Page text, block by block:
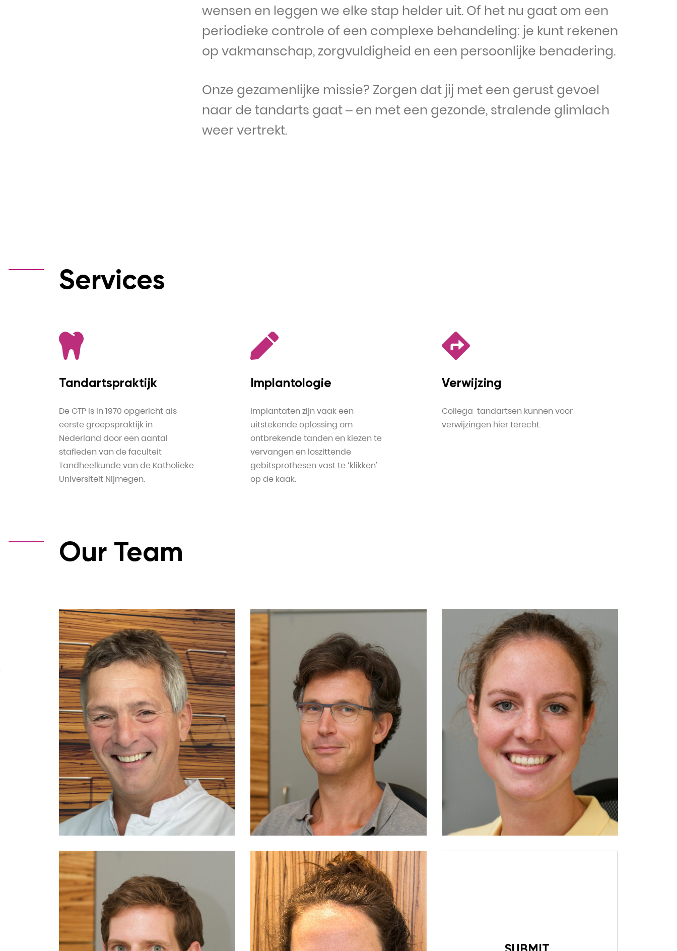
wensen en leggen we elke stap helder uit. Of het nu gaat om een
periodieke controle of een complexe behandeling: je kunt rekenen
op vakmanschap, zorgvuldigheid en een persoonlijke benadering.
Onze gezamenlijke missie? Zorgen dat jij met een gerust gevoel
naar de tandarts gaat – en met een gezonde, stralende glimlach
weer vertrekt.
Services
Tandartspraktijk
De GTP is in 1970 opgericht als
eerste groepspraktijk in
Nederland door een aantal
stafleden van de faculteit
Tandheelkunde van de Katholieke
Universiteit Nijmegen.
Implantologie
Implantaten zijn vaak een
uitstekende oplossing om
ontbrekende tanden en kiezen te
vervangen en loszittende
gebitsprothesen vast te ‘klikken’
op de kaak.
Verwijzing
Collega-tandartsen kunnen voor
verwijzingen hier terecht.
Our Team